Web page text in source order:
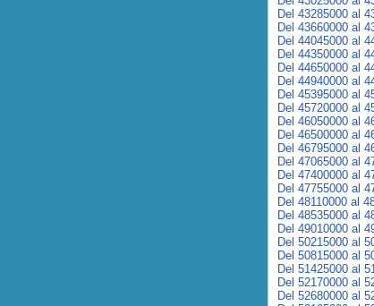
Del 43285000 al
Del 43660000 al
Del 44045000 al
Del 44350000 al
Del 44650000 al
Del 44940000 al
Del 45395000 al
Del 45720000 al
Del 46050000 al
Del 46500000 al
Del 46795000 al
Del 47065000 al
Del 47400000 al
Del 47755000 al
Del 48110000 al
Del 48535000 al
Del 49010000 al
Del 50215000 al
Del 50815000 al
Del 51425000 al
Del 52170000 al
Del 52680000 al